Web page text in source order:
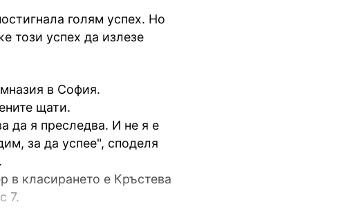
голям успех. Но
този успех да излезе
в София.
щати.
да я преследва. И не я е
за да успее", споделя
в класирането е Кръстева
7.